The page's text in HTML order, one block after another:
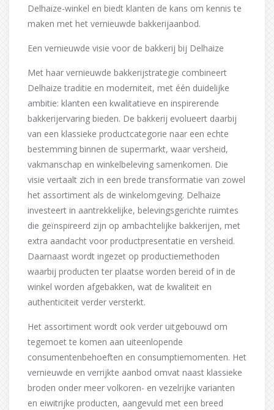
Delhaize-winkel en biedt klanten de kans om kennis te
maken met het vernieuwde bakkerijaanbod.
Een vernieuwde visie voor de bakkerij bij Delhaize
Met haar vernieuwde bakkerijstrategie combineert
Delhaize traditie en moderniteit, met één duidelijke
ambitie: klanten een kwalitatieve en inspirerende
bakkerijervaring bieden. De bakkerij evolueert daarbij
van een klassieke productcategorie naar een echte
bestemming binnen de supermarkt, waar versheid,
vakmanschap en winkelbeleving samenkomen. Die
visie vertaalt zich in een brede transformatie van zowel
het assortiment als de winkelomgeving. Delhaize
investeert in aantrekkelijke, belevingsgerichte ruimtes
die geïnspireerd zijn op ambachtelijke bakkerijen, met
extra aandacht voor productpresentatie en versheid.
Daarnaast wordt ingezet op productiemethoden
waarbij producten ter plaatse worden bereid of in de
winkel worden afgebakken, wat de kwaliteit en
authenticiteit verder versterkt.
Het assortiment wordt ook verder uitgebouwd om
tegemoet te komen aan uiteenlopende
consumentenbehoeften en consumptiemomenten. Het
vernieuwde en verrijkte aanbod omvat naast klassieke
broden onder meer volkoren- en vezelrijke varianten
en eiwitrijke producten, aangevuld met een breed